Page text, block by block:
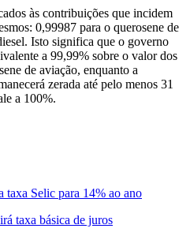
às contribuições que incidem
0,99987 para o querosene de
Isto significa que o governo
a 99,99% sobre o valor dos
de aviação, enquanto a
zerada até pelo menos 31
a 100%.
taxa Selic para 14% ao ano
taxa básica de juros